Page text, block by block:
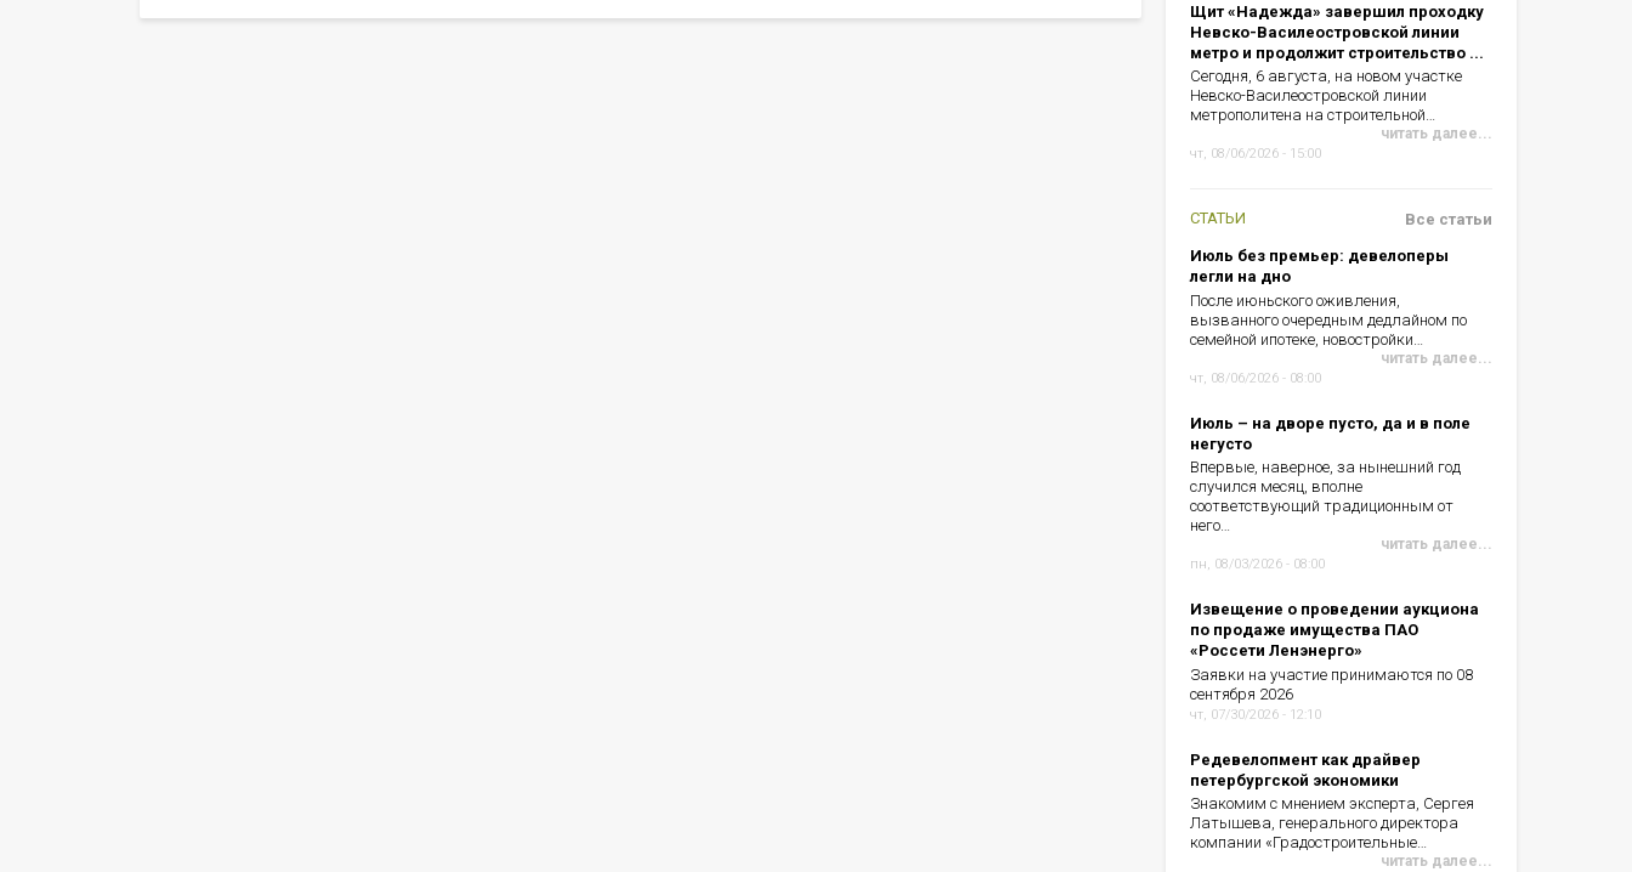
Щит «Надежда» завершил проходку
Невско-Василеостровской линии
метро и продолжит строительство ...
Сегодня, 6 августа, на новом участке
Невско-Василеостровской линии
метрополитена на строительной…
читать далее...
чт, 08/06/2026 - 15:00
СТАТЬИ
Июль без премьер: девелоперы
легли на дно
После июньского оживления,
вызванного очередным дедлайном по
семейной ипотеке, новостройки…
читать далее...
чт, 08/06/2026 - 08:00
Июль – на дворе пусто, да и в поле
негусто
Впервые, наверное, за нынешний год
случился месяц, вполне
соответствующий традиционным от
него…
читать далее...
пн, 08/03/2026 - 08:00
Извещение о проведении аукциона
по продаже имущества ПАО
«Россети Ленэнерго»
Заявки на участие принимаются по 08
сентября 2026
чт, 07/30/2026 - 12:10
Редевелопмент как драйвер
петербургской экономики
Знакомим с мнением эксперта, Сергея
Латышева, генерального директора
компании «Градостроительные…
читать далее...
Все статьи